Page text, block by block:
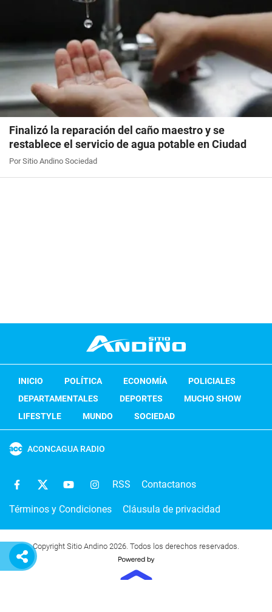
Finalizó la reparación del caño maestro y se
restablece el servicio de agua potable en Ciudad
Por Sitio Andino Sociedad
INICIO POLÍTICA ECONOMÍA
POLICIALES
DEPARTAMENTALES
DEPORTES
MUCHO SHOW
LIFESTYLE
MUNDO SOCIEDAD
ACONCAGUA RADIO
RSS Contactanos
Términos y Condiciones Cláusula de privacidad
Copyright Sitio Andino 2026. Todos los derechos reservados.